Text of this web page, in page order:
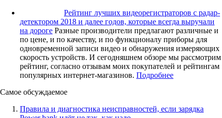
Рейтинг лучших видеорегистраторов с радар-
детектором 2018 и далее годов, которые всегда выручали
на дороге Разные производители предлагают различные и
по цене, и по качеству, и по функционалу приборы для
одновременной записи видео и обнаружения измеряющих
скорость устройств. И сегодняшнем обзоре мы рассмотрим
рейтинг, согласно отзывам моих покупателей и рейтингам
популярных интернет-магазинов. Подробнее
Самое обсуждаемое
Правила и диагностика неисправностей, если зарядка